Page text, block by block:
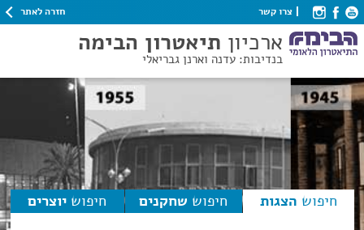
צרו קשר חזרה לאתר
ארכיון תיאטרון הבימה
בנדיבות: עדנה וארנן גבריאלי
חיפוש הצגות חיפוש שחקנים חיפוש יוצרים